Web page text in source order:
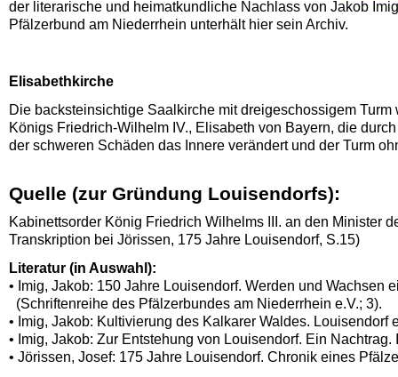
der literarische und heimatkundliche Nachlass von Jakob
Pfälzerbund am Niederrhein unterhält hier sein Archiv.
Elisabethkirche
Die backsteinsichtige Saalkirche mit dreigeschossigem
Königs Friedrich-Wilhelm IV., Elisabeth von Bayern, die
der schweren Schäden das Innere verändert und der Turm
Quelle (zur Gründung Louisendorfs):
Kabinettsorder König Friedrich Wilhelms III. an den Minister
Transkription bei Jörissen, 175 Jahre Louisendorf, S.15)
Literatur (in Auswahl):
• Imig, Jakob: 150 Jahre Louisendorf. Werden und
(Schriftenreihe des Pfälzerbundes am Niederrhein e.V.; 3).
• Imig, Jakob: Kultivierung des Kalkarer Waldes.
• Imig, Jakob: Zur Entstehung von Louisendorf. Ein
• Jörissen, Josef: 175 Jahre Louisendorf. Chronik eines